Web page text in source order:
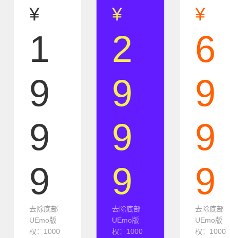
¥
1
9
9
9
去除底部
UEmo版
权：1000
¥
2
9
9
9
去除底部
UEmo版
权：1000
¥
6
9
9
9
去除底部
UEmo版
权：1000